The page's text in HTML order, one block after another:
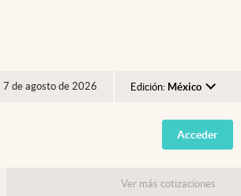
7 de agosto de 2026 Edición: México
Argentina
España
USA
Acceder
Ver más cotizaciones